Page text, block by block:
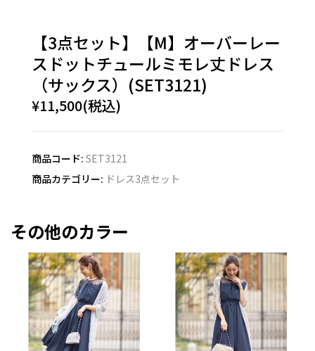
【3点セット】【M】オーバーレー
スドットチュールミモレ丈ドレス
（サックス）(SET3121)
¥11,500(税込)
商品コード: SET3121
商品カテゴリー: ドレス3点セット
その他のカラー